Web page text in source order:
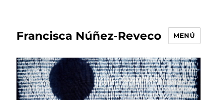
Francisca Núñez-Reveco MENÚ